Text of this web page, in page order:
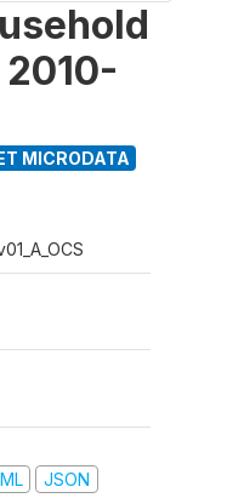
MICRODATA
JSON